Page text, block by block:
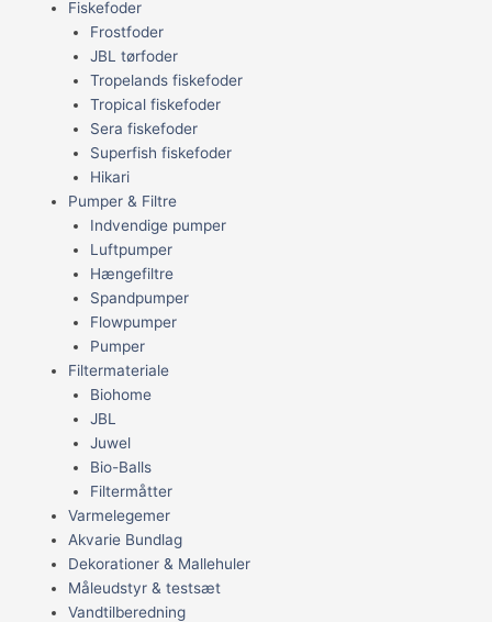
Fiskefoder
Frostfoder
JBL tørfoder
Tropelands fiskefoder
Tropical fiskefoder
Sera fiskefoder
Superfish fiskefoder
Hikari
Pumper & Filtre
Indvendige pumper
Luftpumper
Hængefiltre
Spandpumper
Flowpumper
Pumper
Filtermateriale
Biohome
JBL
Juwel
Bio-Balls
Filtermåtter
Varmelegemer
Akvarie Bundlag
Dekorationer & Mallehuler
Måleudstyr & testsæt
Vandtilberedning